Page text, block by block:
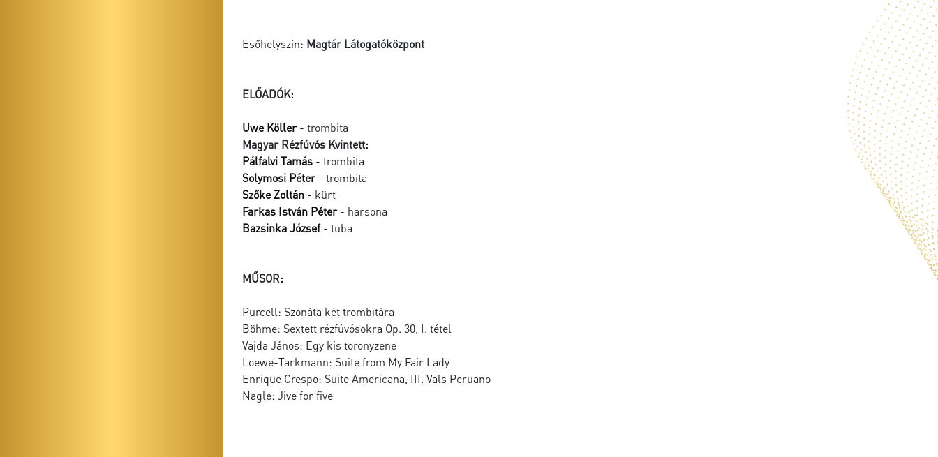
Esőhelyszín: Magtár Látogatóközpont
ELŐADÓK:
Uwe Köller- trombita
Magyar Rézfúvós Kvintett:
Pálfalvi Tamás - trombita
Solymosi Péter- trombita
Szőke Zoltán - kürt
Farkas István Péter- harsona
Bazsinka József- tuba
MŰSOR:
Purcell: Szonáta két trombitára
Böhme: Sextett rézfúvósokra Op. 30, I. tétel
Vajda János: Egy kis toronyzene
Loewe-Tarkmann: Suite from My Fair Lady
Enrique Crespo: Suite Americana, III. Vals Peruano
Nagle: Jive for five